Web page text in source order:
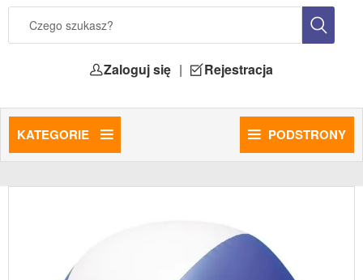
Zaloguj się | Rejestracja
KATEGORIE PODSTRONY